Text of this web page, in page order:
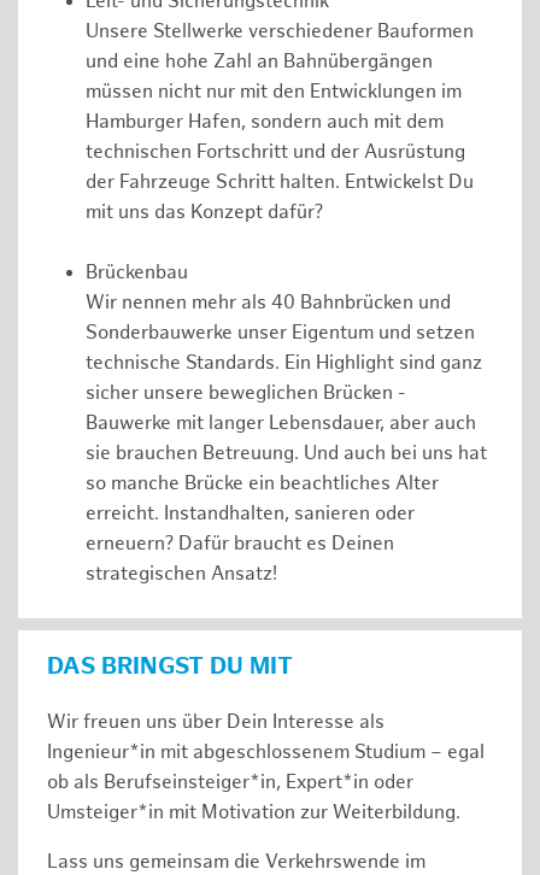
Unsere Stellwerke verschiedener Bauformen
und eine hohe Zahl an Bahnübergängen
müssen nicht nur mit den Entwicklungen im
Hamburger Hafen, sondern auch mit dem
technischen Fortschritt und der Ausrüstung
der Fahrzeuge Schritt halten. Entwickelst Du
mit uns das Konzept dafür?
Brückenbau
Wir nennen mehr als 40 Bahnbrücken und
Sonderbauwerke unser Eigentum und setzen
technische Standards. Ein Highlight sind ganz
sicher unsere beweglichen Brücken -
Bauwerke mit langer Lebensdauer, aber auch
sie brauchen Betreuung. Und auch bei uns hat
so manche Brücke ein beachtliches Alter
erreicht. Instandhalten, sanieren oder
erneuern? Dafür braucht es Deinen
strategischen Ansatz!
DAS BRINGST DU MIT
Wir freuen uns über Dein Interesse als
Ingenieur*in mit abgeschlossenem Studium – egal
ob als Berufseinsteiger*in, Expert*in oder
Umsteiger*in mit Motivation zur Weiterbildung.
Lass uns gemeinsam die Verkehrswende im